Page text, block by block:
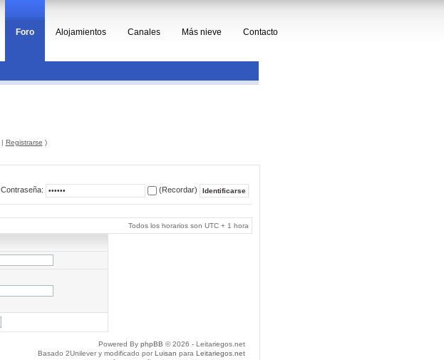
Foro Alojamientos Canales Más nieve Contacto
| Registrarse )
Contraseña: (Recordar)
Todos los horarios son UTC + 1 hora
Powered By phpBB © 2026 - Leitariegos.net
Basado 2Unilever y modificado por Luisan para Leitariegos.net